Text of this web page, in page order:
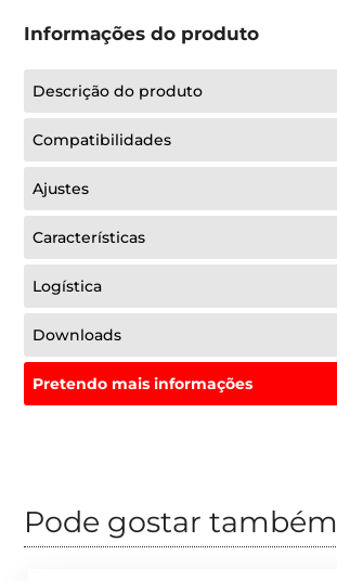
Informações do produto
Descrição do produto
Compatibilidades
Ajustes
Características
Logística
Downloads
Pretendo mais informações
Pode gostar também